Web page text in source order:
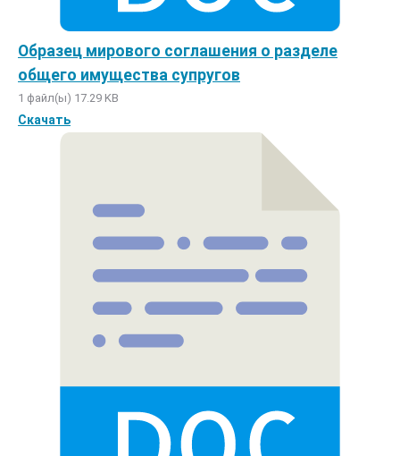
Образец мирового соглашения о разделе
общего имущества супругов
1 файл(ы) 17.29 KB
Скачать